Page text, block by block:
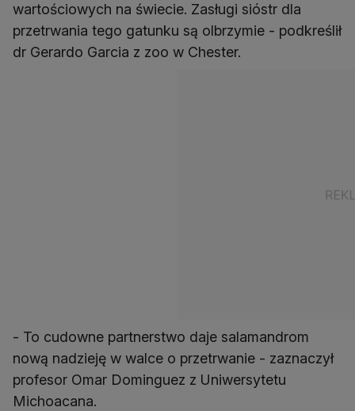
wartościowych na świecie. Zasługi sióstr dla
przetrwania tego gatunku są olbrzymie - podkreślił
dr Gerardo Garcia z zoo w Chester.
- To cudowne partnerstwo daje salamandrom
nową nadzieję w walce o przetrwanie - zaznaczył
profesor Omar Dominguez z Uniwersytetu
Michoacana.